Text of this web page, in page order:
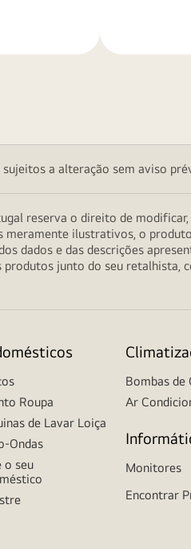
a alteração sem aviso
reserva o direito de
ilustrativos, o
dados e das descrições
junto do seu
Roupa
de Lavar Loiça
Ondas
o seu
Bombas de
Ar
Monitores
Encontrar